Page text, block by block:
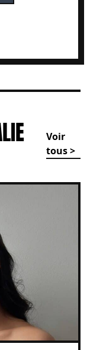
Voir
tous >